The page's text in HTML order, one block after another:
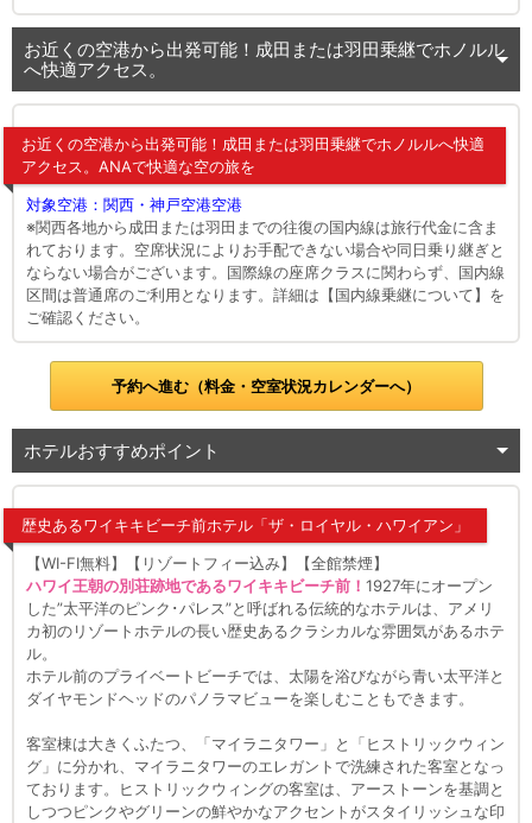
お近くの空港から出発可能！成田または羽田乗継でホノルル
へ快適アクセス。
お近くの空港から出発可能！成田または羽田乗継でホノルルへ快適
アクセス。ANAで快適な空の旅を
対象空港：関西・神戸空港空港
※関西各地から成田または羽田までの往復の国内線は旅行代金に含ま
れております。空席状況によりお手配できない場合や同日乗り継ぎと
ならない場合がございます。国際線の座席クラスに関わらず、国内線
区間は普通席のご利用となります。詳細は【国内線乗継について】を
ご確認ください。
予約へ進む（料金・空室状況カレンダーへ）
ホテルおすすめポイント
歴史あるワイキキビーチ前ホテル「ザ・ロイヤル・ハワイアン」
【WI-FI無料】【リゾートフィー込み】【全館禁煙】
ハワイ王朝の別荘跡地であるワイキキビーチ前！ 1927年にオープン
した”太平洋のピンク･パレス”と呼ばれる伝統的なホテルは、アメリ
カ初のリゾートホテルの長い歴史あるクラシカルな雰囲気があるホテ
ル。
ホテル前のプライベートビーチでは、太陽を浴びながら青い太平洋と
ダイヤモンドヘッドのパノラマビューを楽しむこともできます。
客室棟は大きくふたつ、「マイラニタワー」と「ヒストリックウィン
グ」に分かれ、マイラニタワーのエレガントで洗練された客室となっ
ております。ヒストリックウィングの客室は、アーストーンを基調と
しつつピンクやグリーンの鮮やかなアクセントがスタイリッシュな印